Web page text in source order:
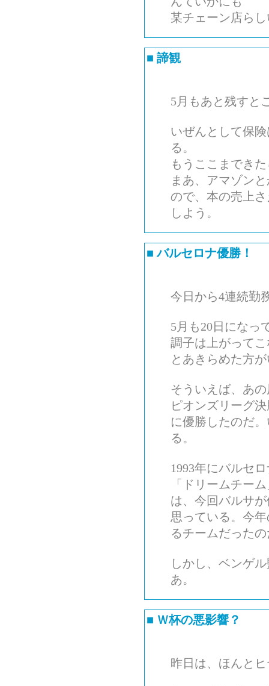
某チェーン店ら
■ 諦観
5月もあと残すと
いぜんとして保
る。
もうここまでき
まあ、アマゾン
ので、本の売上
しよう。
■バルセロナ優勝！
今日から4連続勤
5月も20日になっ
調子は上がって
とあきらめた方
そういえば、あ
ピオンズリーグ
に優勝したのだ
る。
1993年にバルセ
「ドリームチー
は、今回バルサ
思っている。今
るチームだった
しかし、ベンゲ
あ。
■ Ｗ杯の悪影響？
昨日は、ほんと